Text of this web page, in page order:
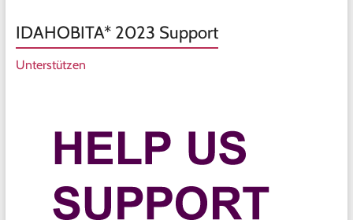
IDAHOBITA* 2023 Support
Unterstützen